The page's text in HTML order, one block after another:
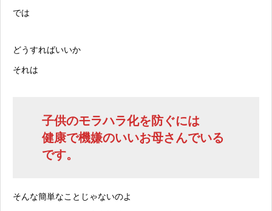
では
どうすればいいか
それは
子供のモラハラ化を防ぐには
健康で機嫌のいいお母さんでいる
です。
そんな簡単なことじゃないのよ